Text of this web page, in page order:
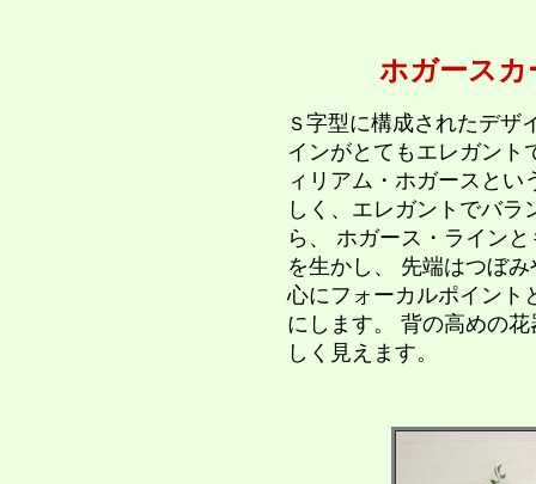
ホガースカ
Ｓ字型に構成されたデザ
インがとてもエレガント
ィリアム・ホガースと
しく、エレガントでバ
ら、 ホガース・ライン
を生かし、 先端はつぼ
心にフォーカルポイント
にします。 背の高めの
しく見えます。